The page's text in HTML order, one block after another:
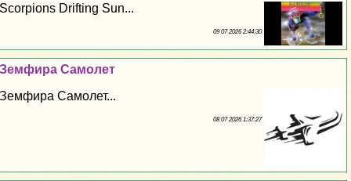
Scorpions Drifting Sun...
09 07 2026 2:44:30
Земфира Самолет
Земфира Самолет...
08 07 2026 1:37:27